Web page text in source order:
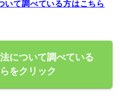
いて調べている方はこちら
について調べている
をクリック